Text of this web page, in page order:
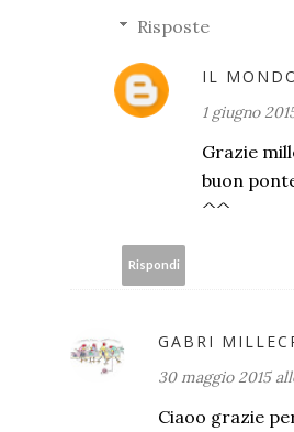
Risposte
IL
1 giugno
Grazie
buon
^^
Rispondi
GABRI
30 maggio 2015
Ciaoo grazie